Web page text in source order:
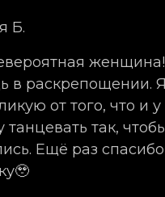
Б.
в раскрепощении.
от того, что и
танцевать так,
Ещё раз